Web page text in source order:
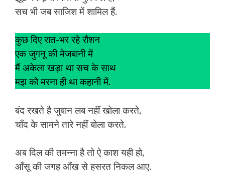
सच भी जब साजिश में शामिल हैं.
कुछ दिए रात-भर रहे रौशन
एक जुगनू की मेजबानी में
मैं अकेला खड़ा था सच के साथ
मझ को मरना ही था कहानी में.
बंद रखते है जुबान लब नहीं खोला करते,
चाँद के सामने तारे नहीं बोला करते.
अब दिल की तमन्ना है तो ऐ काश यही हो,
आँसू की जगह आँख से हसरत निकल आए.